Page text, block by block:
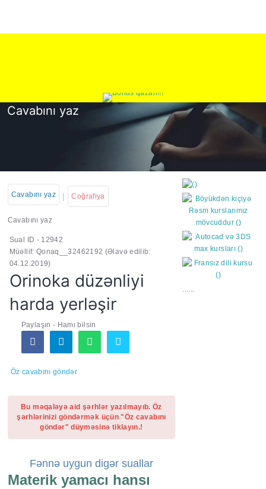
Cavabını yaz
Cavabını yaz | Coğrafiya
Cavabını yaz
Sual ID - 12942
Müəllif: Qonaq__32462192 (Əlavə edilib:
04.12.2019)
Orinoka düzənliyi
harda yerləşir
Paylaşın - Hamı bilsin
Öz cavabını göndər
Bu məqaləyə aid şərhlər yazılmayıb. Öz
şərhlərinizi göndərmək üçün "Öz cavabını
göndər" düyməsinə tiklayın.!
Fənnə uygun digər suallar
Materik yamacı hansı
https://wa.me/
......